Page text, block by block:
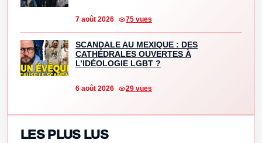
7 août 2026 75 vues
SCANDALE AU MEXIQUE : DES
CATHÉDRALES OUVERTES À
L’IDÉOLOGIE LGBT ?
6 août 2026 29 vues
LES PLUS LUS